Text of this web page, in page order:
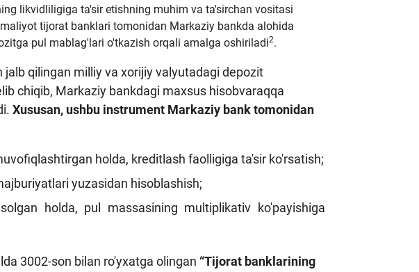
likvidliligiga ta'sir etishning muhim va ta'sirchan vositasi
tijorat banklari tomonidan Markaziy bankda alohida
pul mablag'lari o'tkazish orqali amalga oshiriladi2.
qilingan milliy va xorijiy valyutadagi depozit
chiqib, Markaziy bankdagi maxsus hisobvaraqqa
Xususan, ushbu instrument Markaziy bank tomonidan
holda, kreditlash faolligiga ta'sir ko'rsatish;
yuzasidan hisoblashish;
holda, pul massasining multiplikativ ko'payishiga
3002-son bilan ro'yxatga olingan “Tijorat banklarining